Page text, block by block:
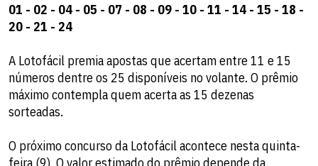
01 - 02 - 04 - 05 - 07 - 08 - 09 - 10 - 11 - 14 - 15 - 18 -
20 - 21 - 24
A Lotofácil premia apostas que acertam entre 11 e 15
números dentre os 25 disponíveis no volante. O prêmio
máximo contempla quem acerta as 15 dezenas
sorteadas.
O próximo concurso da Lotofácil acontece nesta quinta-
feira (9). O valor estimado do prêmio depende da